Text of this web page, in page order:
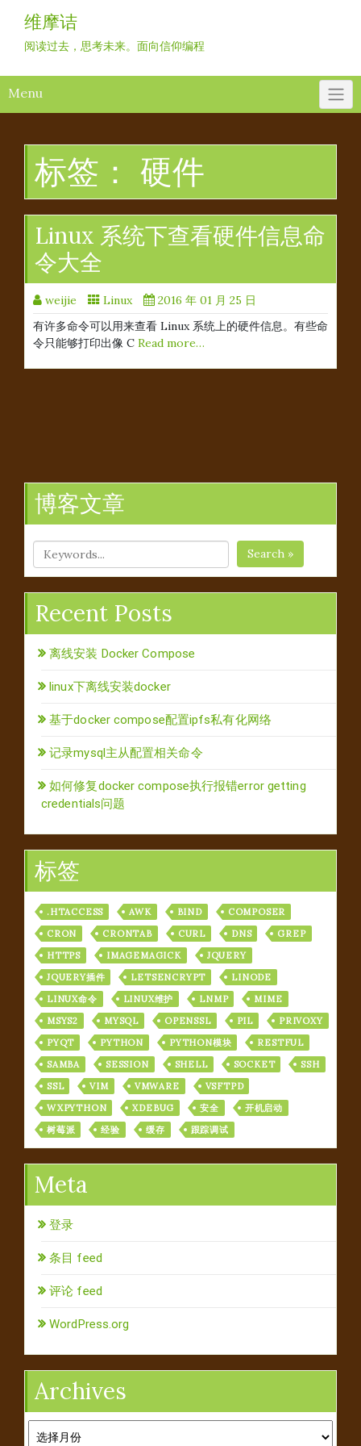
content
维摩诘
阅读过去，思考未来。面向信仰编程
Menu
标签： 硬件
Linux 系统下查看硬件信息命
令大全
weijie Linux
2016 年 01 月 25 日
有许多命令可以用来查看 Linux 系统上的硬件信息。有些命
令只能够打印出像 C Read more…
博客文章
Search »
Recent Posts
离线安装 Docker Compose
linux下离线安装docker
基于docker compose配置ipfs私有化网络
记录mysql主从配置相关命令
如何修复docker compose执行报错error getting
credentials问题
标签
.HTACCESS AWK BIND
COMPOSER
CRON
CRONTAB CURL DNS
GREP
HTTPS
IMAGEMAGICK
JQUERY
JQUERY插件
LETSENCRYPT
LINODE
LINUX命令
LINUX维护 LNMP
MIME
MSYS2
MYSQL OPENSSL PIL
PRIVOXY
PYQT
PYTHON PYTHON模块
RESTFUL
SAMBA
SESSION SHELL SOCKET
SSH
SSL
VIM VMWARE
VSFTPD
WXPYTHON
XDEBUG 安全
开机启动
树莓派
经验 缓存 跟踪调试
Meta
登录
条目 feed
评论 feed
WordPress.org
Archives